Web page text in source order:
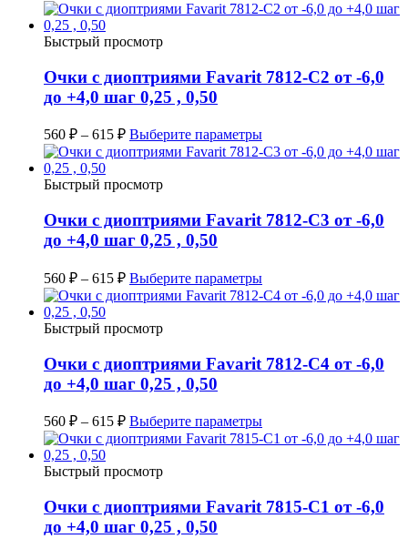
Быстрый просмотр
Очки с диоптриями Favarit 7812-C2 от -6,0
до +4,0 шаг 0,25 , 0,50
560 ₽ – 615 ₽ Выберите параметры
Быстрый просмотр
Очки с диоптриями Favarit 7812-C3 от -6,0
до +4,0 шаг 0,25 , 0,50
560 ₽ – 615 ₽ Выберите параметры
Быстрый просмотр
Очки с диоптриями Favarit 7812-C4 от -6,0
до +4,0 шаг 0,25 , 0,50
560 ₽ – 615 ₽ Выберите параметры
Быстрый просмотр
Очки с диоптриями Favarit 7815-C1 от -6,0
до +4,0 шаг 0,25 , 0,50